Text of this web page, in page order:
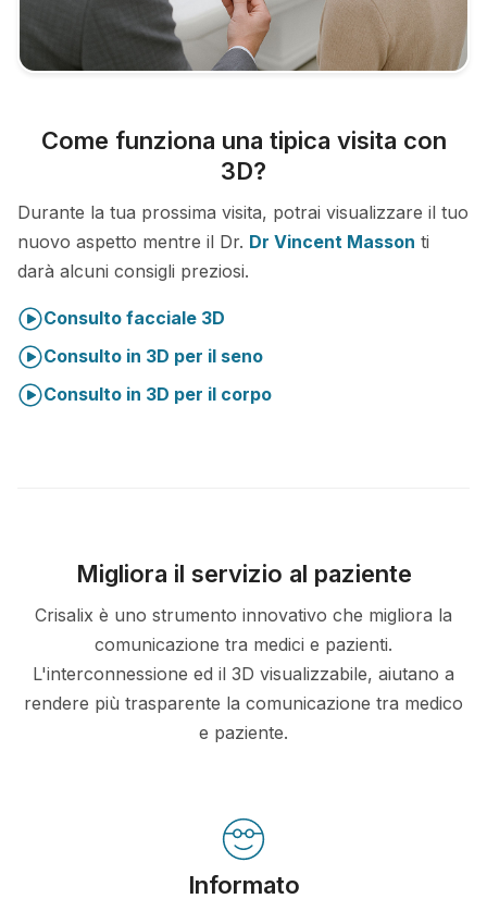
Come funziona una tipica visita con
3D?
Durante la tua prossima visita, potrai visualizzare il tuo
nuovo aspetto mentre il Dr. Dr Vincent Masson ti
darà alcuni consigli preziosi.
Consulto facciale 3D
Consulto in 3D per il seno
Consulto in 3D per il corpo
Migliora il servizio al paziente
Crisalix è uno strumento innovativo che migliora la
comunicazione tra medici e pazienti.
L'interconnessione ed il 3D visualizzabile, aiutano a
rendere più trasparente la comunicazione tra medico
e paziente.
Informato